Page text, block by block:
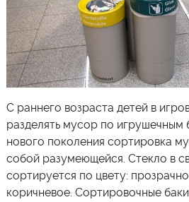
С раннего возраста детей в
разделять мусор по игрушечным
нового поколения сортировка
собой разумеющейся. Стекло в
сортируется по цвету:
коричневое. Сортировочные